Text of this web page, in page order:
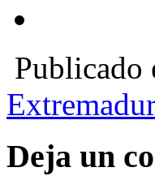
Publicado
Deja un